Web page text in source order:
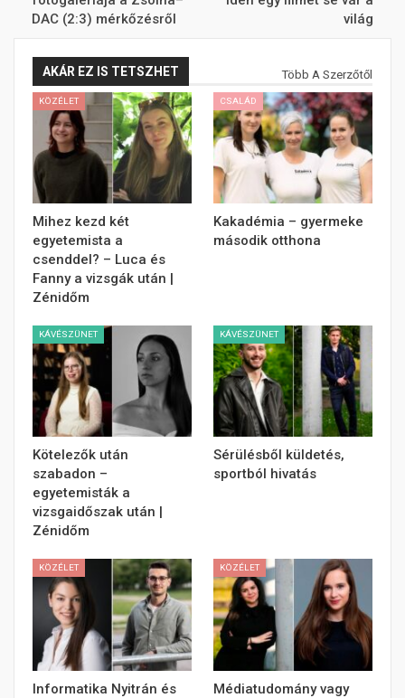
DAC (2:3) mérkőzésről
világ
AKÁR EZ IS TETSZHET Több A Szerzőtől
KÖZÉLET
Mihez kezd két
egyetemista a
csenddel? – Luca és
Fanny a vizsgák után |
Zénidőm
CSALÁD
Kakadémia – gyermeke
második otthona
KÁVÉSZÜNET
Kötelezők után
szabadon –
egyetemisták a
vizsgaidőszak után |
Zénidőm
KÁVÉSZÜNET
Sérülésből küldetés,
sportból hivatás
KÖZÉLET
Informatika Nyitrán és
KÖZÉLET
Médiatudomány vagy